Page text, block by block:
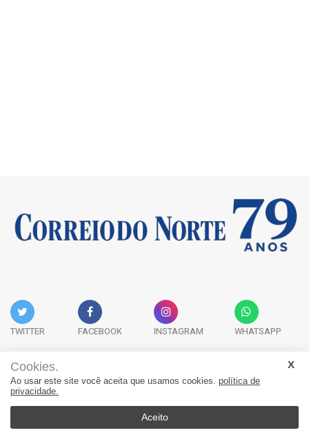
TWITTER FACEBOOK INSTAGRAM WHATSAPP
Acervo Digital Fale Conosco Quem Somos
Cookies.
Ao usar este site você aceita que usamos cookies. política de
privacidade.
Aceito